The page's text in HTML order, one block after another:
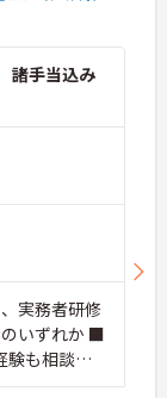
手当込み
実務者研修
のいずれか ■
験も相談可
可）